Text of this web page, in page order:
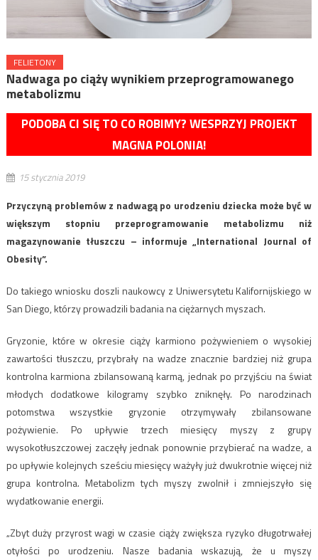
FELIETONY
Nadwaga po ciąży wynikiem przeprogramowanego
metabolizmu
PODOBA CI SIĘ TO CO ROBIMY? WESPRZYJ PROJEKT
MAGNA POLONIA!
15 stycznia 2019
Przyczyną problemów z nadwagą po urodzeniu dziecka może być w
większym stopniu przeprogramowanie metabolizmu niż
magazynowanie tłuszczu – informuje „International Journal of
Obesity”.
Do takiego wniosku doszli naukowcy z Uniwersytetu Kalifornijskiego w
San Diego, którzy prowadzili badania na ciężarnych myszach.
Gryzonie, które w okresie ciąży karmiono pożywieniem o wysokiej
zawartości tłuszczu, przybrały na wadze znacznie bardziej niż grupa
kontrolna karmiona zbilansowaną karmą, jednak po przyjściu na świat
młodych dodatkowe kilogramy szybko zniknęły. Po narodzinach
potomstwa wszystkie gryzonie otrzymywały zbilansowane
pożywienie. Po upływie trzech miesięcy myszy z grupy
wysokotłuszczowej zaczęły jednak ponownie przybierać na wadze, a
po upływie kolejnych sześciu miesięcy ważyły już dwukrotnie więcej niż
grupa kontrolna. Metabolizm tych myszy zwolnił i zmniejszyło się
wydatkowanie energii.
„Zbyt duży przyrost wagi w czasie ciąży zwiększa ryzyko długotrwałej
otyłości po urodzeniu. Nasze badania wskazują, że u myszy